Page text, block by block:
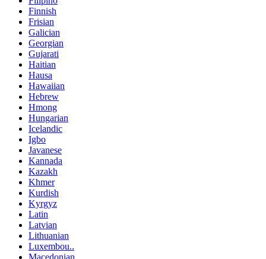
Finnish
Frisian
Galician
Georgian
Gujarati
Haitian
Hausa
Hawaiian
Hebrew
Hmong
Hungarian
Icelandic
Igbo
Javanese
Kannada
Kazakh
Khmer
Kurdish
Kyrgyz
Latin
Latvian
Lithuanian
Luxembou..